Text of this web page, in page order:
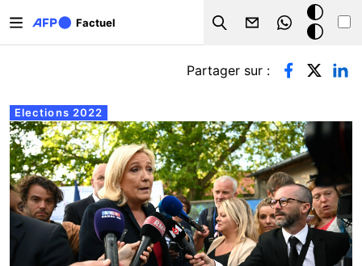
Factuel
Search
Mode
sombre
Onglets principaux
Elections 2022
Partager sur :